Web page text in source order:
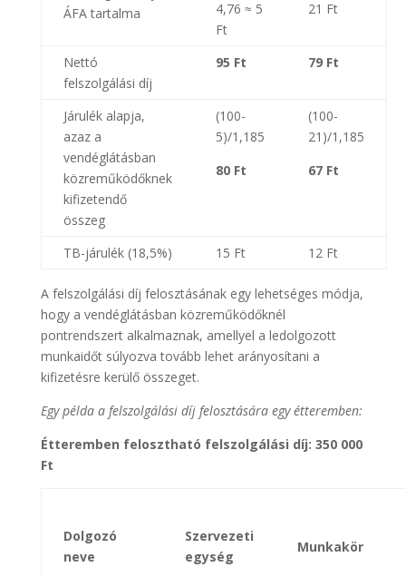
ÁFA tartalma
4,76 ≈ 5
Ft
21 Ft
Nettó
felszolgálási díj
95 Ft 79 Ft
Járulék alapja,
azaz a
vendéglátásban
közreműködőknek
kifizetendő
összeg
(100-
5)/1,185
80 Ft
(100-
21)/1,185
67 Ft
TB-járulék (18,5%) 15 Ft 12 Ft
A felszolgálási díj felosztásának egy lehetséges módja,
hogy a vendéglátásban közreműködőknél
pontrendszert alkalmaznak, amellyel a ledolgozott
munkaidőt súlyozva tovább lehet arányosítani a
kifizetésre kerülő összeget.
Egy példa a felszolgálási díj felosztására egy étteremben:
Étteremben felosztható felszolgálási díj: 350 000
Ft
Dolgozó
neve
Szervezeti
egység
Munkakör